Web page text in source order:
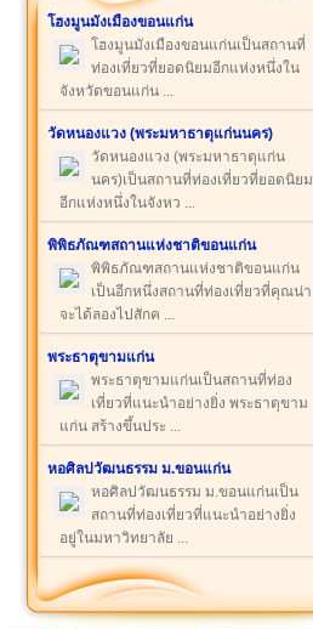
โฮงมูนมังเมืองขอนแก่น
โฮงมูนมังเมืองขอนแก่นเป็นสถานที่
ท่องเที่ยวที่ยอดนิยมอีกแห่งหนึ่งใน
จังหวัดขอนแก่น ...
วัดหนองแวง (พระมหาธาตุแก่นนคร)
วัดหนองแวง (พระมหาธาตุแก่น
นคร)เป็นสถานที่ท่องเที่ยวที่ยอดนิยม
อีกแห่งหนึ่งในจังหว ...
พิพิธภัณฑสถานแห่งชาติขอนแก่น
พิพิธภัณฑสถานแห่งชาติขอนแก่น
เป็นอีกหนึ่งสถานที่ท่องเที่ยวที่คุณน่า
จะได้ลองไปสักค ...
พระธาตุขามแก่น
พระธาตุขามแก่นเป็นสถานที่ท่อง
เที่ยวที่แนะนำอย่างยิ่ง พระธาตุขาม
แก่น สร้างขึ้นประ ...
หอศิลปวัฒนธรรม ม.ขอนแก่น
หอศิลปวัฒนธรรม ม.ขอนแก่นเป็น
สถานที่ท่องเที่ยวที่แนะนำอย่างยิ่ง
อยู่ในมหาวิทยาลัย ...